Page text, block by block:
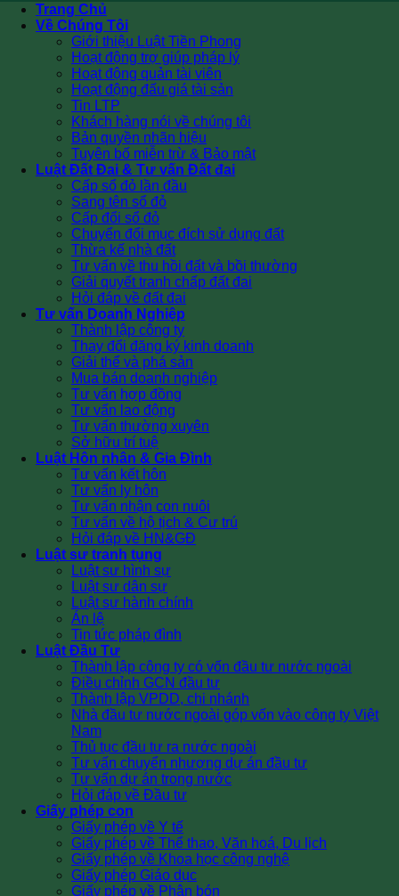
Trang Chủ
Về Chúng Tôi
Giới thiệu Luật Tiền Phong
Hoạt động trợ giúp pháp lý
Hoạt động quản tài viên
Hoạt động đấu giá tài sản
Tin LTP
Khách hàng nói về chúng tôi
Bản quyền nhãn hiệu
Tuyên bố miễn trừ & Bảo mật
Luật Đất Đai & Tư vấn Đất đai
Cấp sổ đỏ lần đầu
Sang tên sổ đỏ
Cấp đổi sổ đỏ
Chuyển đổi mục đích sử dụng đất
Thừa kế nhà đất
Tư vấn về thu hồi đất và bồi thường
Giải quyết tranh chấp đất đai
Hỏi đáp về đất đai
Tư vấn Doanh Nghiệp
Thành lập công ty
Thay đổi đăng ký kinh doanh
Giải thể và phá sản
Mua bán doanh nghiệp
Tư vấn hợp đồng
Tư vấn lao động
Tư vấn thường xuyên
Sở hữu trí tuệ
Luật Hôn nhân & Gia Đình
Tư vấn kết hôn
Tư vấn ly hôn
Tư vấn nhận con nuôi
Tư vấn về hộ tịch & Cư trú
Hỏi đáp về HN&GĐ
Luật sư tranh tụng
Luật sư hình sự
Luật sư dân sự
Luật sư hành chính
Án lệ
Tin tức pháp đình
Luật Đầu Tư
Thành lập công ty có vốn đầu tư nước ngoài
Điều chỉnh GCN đầu tư
Thành lập VPDD, chi nhánh
Nhà đầu tư nước ngoài góp vốn vào công ty Việt
Nam
Thủ tục đầu tư ra nước ngoài
Tư vấn chuyển nhượng dự án đầu tư
Tư vấn dự án trong nước
Hỏi đáp về Đầu tư
Giấy phép con
Giấy phép về Y tế
Giấy phép về Thể thao, Văn hoá, Du lịch
Giấy phép về Khoa học công nghệ
Giấy phép Giáo dục
Giấy phép về Phân bón